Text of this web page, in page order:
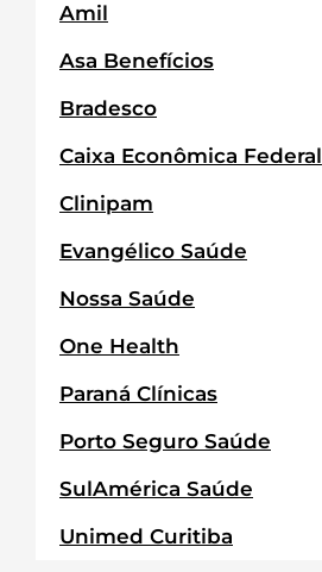
Amil
Asa Benefícios
Bradesco
Caixa Econômica Federal
Clinipam
Evangélico Saúde
Nossa Saúde
One Health
Paraná Clínicas
Porto Seguro Saúde
SulAmérica Saúde
Unimed Curitiba